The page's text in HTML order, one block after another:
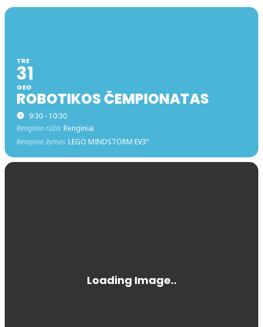
TRE
31
GEG
ROBOTIKOS ČEMPIONATAS
9:30 - 10:30
Renginio rūšis Renginiai
Renginio žymės LEGO MINDSTORM EV3“